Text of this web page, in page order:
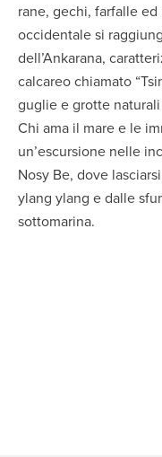
rane, gechi, farfalle
occidentale si
dell’Ankarana,
calcareo chiamato
guglie e grotte
Chi ama il mare e le
un’escursione nelle
Nosy Be, dove
ylang ylang e dalle
sottomarina.